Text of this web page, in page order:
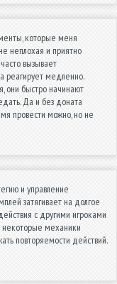
которые меня
неплохая и приятно
вызывает
медленно.
они быстро начинают
Да и без доната
провести можно, но не
и управление
затягивает на долгое
с другими игроками
механики
повторяемости действий.